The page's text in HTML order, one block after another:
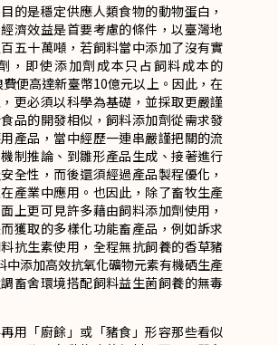
的是穩定供應人類食物的動物蛋白，
濟效益是首要考慮的條件，以臺灣地
五十萬噸，若飼料當中添加了沒有實
，即使添加劑成本只占飼料成本的
便高達新臺幣10億元以上。因此，在
更必須以科學為基礎，並採取更嚴謹
品的開發相似，飼料添加劑從需求發
產品，當中經歷一連串嚴謹把關的流
制推論、到雛形產品生成、接著進行
全性，而後還須經過產品製程優化，
產業中應用。也因此，除了畜牧生產
上更可見許多藉由飼料添加劑使用，
獲取的多樣化功能畜產品，例如訴求
抗生素使用，全程無抗飼養的香草豬
中添加高效抗氧化礦物元素有機硒生產
畜舍環境搭配飼料益生菌飼養的無毒
用「廚餘」或「豬食」形容那些看似